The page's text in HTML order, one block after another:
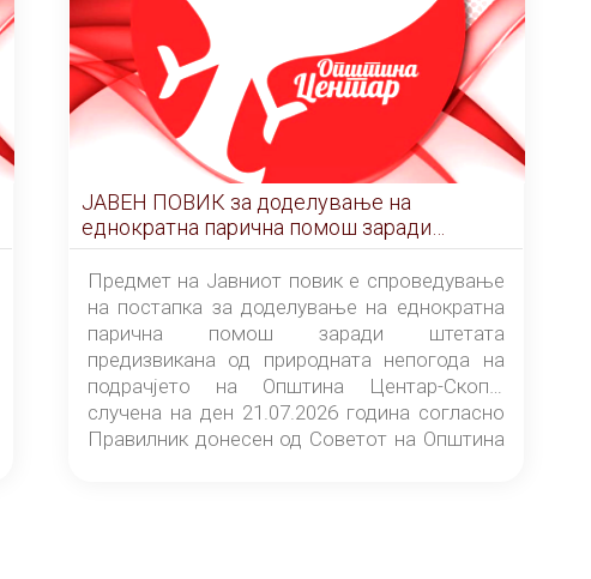
ЈАВЕН ПОВИК за доделување на
еднократна парична помош заради
штетата предизвикана од природната
непогода на подрачјето на Општина
Центар-Скопје случена на ден 21.07.2026
година
Предмет на Јавниот повик е спроведување
на постапка за доделување на еднократна
парична помош заради штетата
предизвикана од природната непогода на
подрачјето на Општина Центар-Скопје
случена на ден 21.07.2026 година согласно
Правилник донесен од Советот на Општина